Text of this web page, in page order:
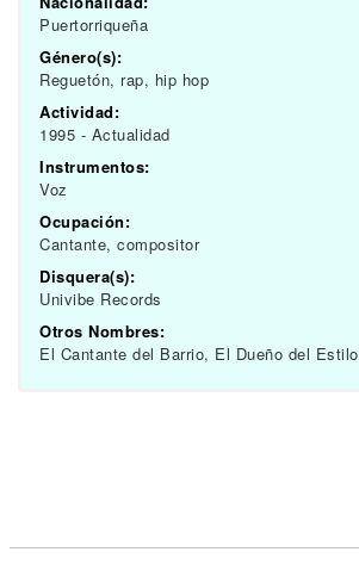
Puertorriqueña
Género(s):
Reguetón, rap, hip hop
Actividad:
1995 - Actualidad
Instrumentos:
Voz
Ocupación:
Cantante, compositor
Disquera(s):
Univibe Records
Otros Nombres:
El Cantante del Barrio, El Dueño del Estilo